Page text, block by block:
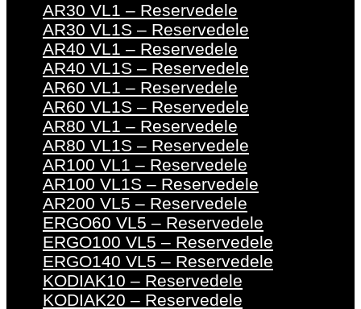
AR30 VL1 – Reservedele
AR30 VL1S – Reservedele
AR40 VL1 – Reservedele
AR40 VL1S – Reservedele
AR60 VL1 – Reservedele
AR60 VL1S – Reservedele
AR80 VL1 – Reservedele
AR80 VL1S – Reservedele
AR100 VL1 – Reservedele
AR100 VL1S – Reservedele
AR200 VL5 – Reservedele
ERGO60 VL5 – Reservedele
ERGO100 VL5 – Reservedele
ERGO140 VL5 – Reservedele
KODIAK10 – Reservedele
KODIAK20 – Reservedele